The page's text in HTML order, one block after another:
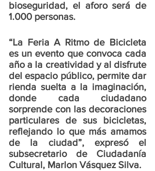
bioseguridad, el aforo será de
1.000 personas.
“La Feria A Ritmo de Bicicleta
es un evento que convoca cada
año a la creatividad y al disfrute
del espacio público, permite dar
rienda suelta a la imaginación,
donde cada ciudadano
sorprende con las decoraciones
particulares de sus bicicletas,
reflejando lo que más amamos
de la ciudad”, expresó el
subsecretario de Ciudadanía
Cultural, Marlon Vásquez Silva.